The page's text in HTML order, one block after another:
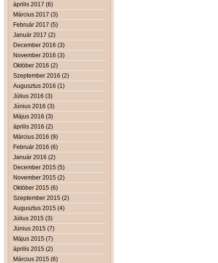
április 2017 (6)
Március 2017 (3)
Február 2017 (5)
Január 2017 (2)
December 2016 (3)
November 2016 (3)
Október 2016 (2)
Szeptember 2016 (2)
Augusztus 2016 (1)
Július 2016 (3)
Június 2016 (3)
Május 2016 (3)
április 2016 (2)
Március 2016 (9)
Február 2016 (6)
Január 2016 (2)
December 2015 (5)
November 2015 (2)
Október 2015 (6)
Szeptember 2015 (2)
Augusztus 2015 (4)
Július 2015 (3)
Június 2015 (7)
Május 2015 (7)
április 2015 (2)
Március 2015 (6)